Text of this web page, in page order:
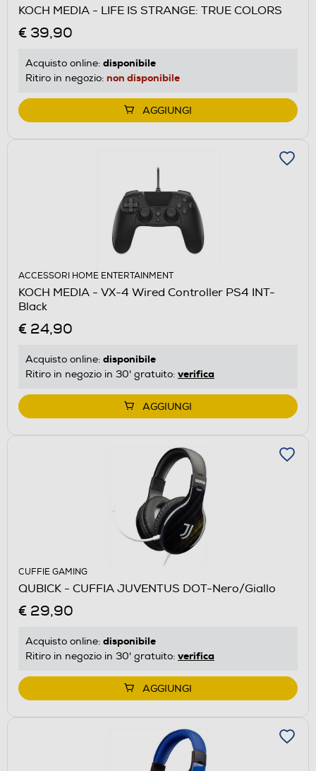
KOCH MEDIA - LIFE IS STRANGE: TRUE COLORS
€ 39,90
Acquisto online: disponibile
Ritiro in negozio: non disponibile
AGGIUNGI
ACCESSORI HOME ENTERTAINMENT
KOCH MEDIA - VX-4 Wired Controller PS4 INT-
Black
€ 24,90
Acquisto online: disponibile
Ritiro in negozio in 30' gratuito: verifica
AGGIUNGI
CUFFIE GAMING
QUBICK - CUFFIA JUVENTUS DOT-Nero/Giallo
€ 29,90
Acquisto online: disponibile
Ritiro in negozio in 30' gratuito: verifica
AGGIUNGI